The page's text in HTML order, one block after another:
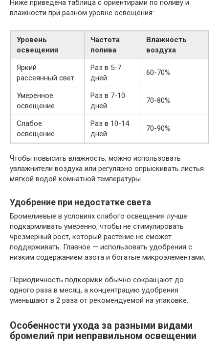
Ниже приведена таблица с ориентирами по поливу и
влажности при разном уровне освещения:
Уровень
освещения
Частота
полива
Влажность
воздуха
Яркий
рассеянный свет
Раз в 5-7
дней
60-70%
Умеренное
освещение
Раз в 7-10
дней
70-80%
Слабое
освещение
Раз в 10-14
дней
70-90%
Чтобы повысить влажность, можно использовать
увлажнители воздуха или регулярно опрыскивать листья
мягкой водой комнатной температуры.
Удобрение при недостатке света
Бромелиевые в условиях слабого освещения лучше
подкармливать умеренно, чтобы не стимулировать
чрезмерный рост, который растение не сможет
поддерживать. Главное — использовать удобрения с
низким содержанием азота и богатые микроэлементами.
Периодичность подкормки обычно сокращают до
одного раза в месяц, а концентрацию удобрения
уменьшают в 2 раза от рекомендуемой на упаковке.
Особенности ухода за разными видами
бромелий при неправильном освещении